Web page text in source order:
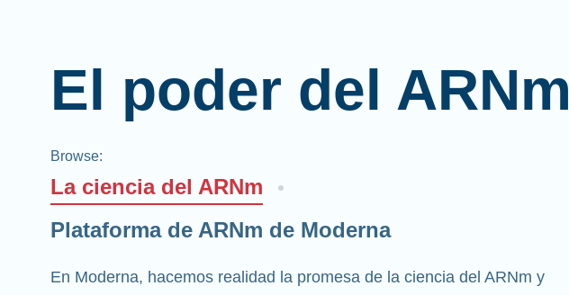
El poder del ARNm
Browse:
La ciencia del ARNm
Plataforma de ARNm de Moderna
En Moderna, hacemos realidad la promesa de la ciencia del ARNm y